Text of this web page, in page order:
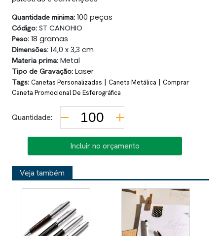
Quantidade minima: 100 peças
Código: ST CANOHIO
Peso: 18 gramas
Dimensões: 14,0 x 3,3 cm
Materia prima: Metal
Tipo de Gravação: Laser
Tags: Canetas Personalizadas | Caneta Metálica | Comprar
Caneta Promocional De Esferográfica
Quantidade:
Incluir no orçamento
Veja também